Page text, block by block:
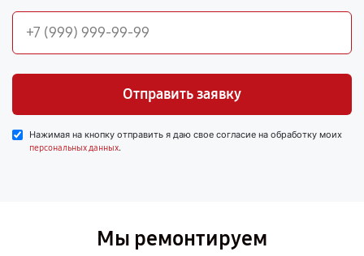
Отправить заявку
Нажимая на кнопку отправить я даю свое согласие на обработку моих
персональных данных.
Мы ремонтируем